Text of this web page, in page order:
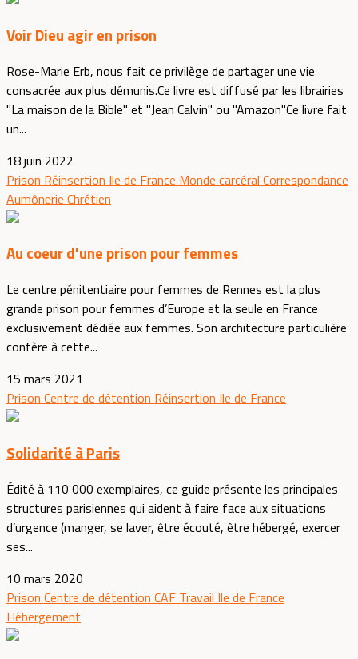
Voir Dieu agir en prison
Rose-Marie Erb, nous fait ce privilège de partager une vie
consacrée aux plus démunis.Ce livre est diffusé par les librairies
"La maison de la Bible" et "Jean Calvin" ou "Amazon"Ce livre fait
un...
18 juin 2022
Prison Réinsertion Ile de France Monde carcéral Correspondance
Aumônerie Chrétien
Au coeur d'une prison pour femmes
Le centre pénitentiaire pour femmes de Rennes est la plus
grande prison pour femmes d’Europe et la seule en France
exclusivement dédiée aux femmes. Son architecture particulière
confère à cette...
15 mars 2021
Prison Centre de détention Réinsertion Ile de France
Solidarité à Paris
Édité à 110 000 exemplaires, ce guide présente les principales
structures parisiennes qui aident à faire face aux situations
d’urgence (manger, se laver, être écouté, être hébergé, exercer
ses...
10 mars 2020
Prison Centre de détention CAF Travail Ile de France
Hébergement